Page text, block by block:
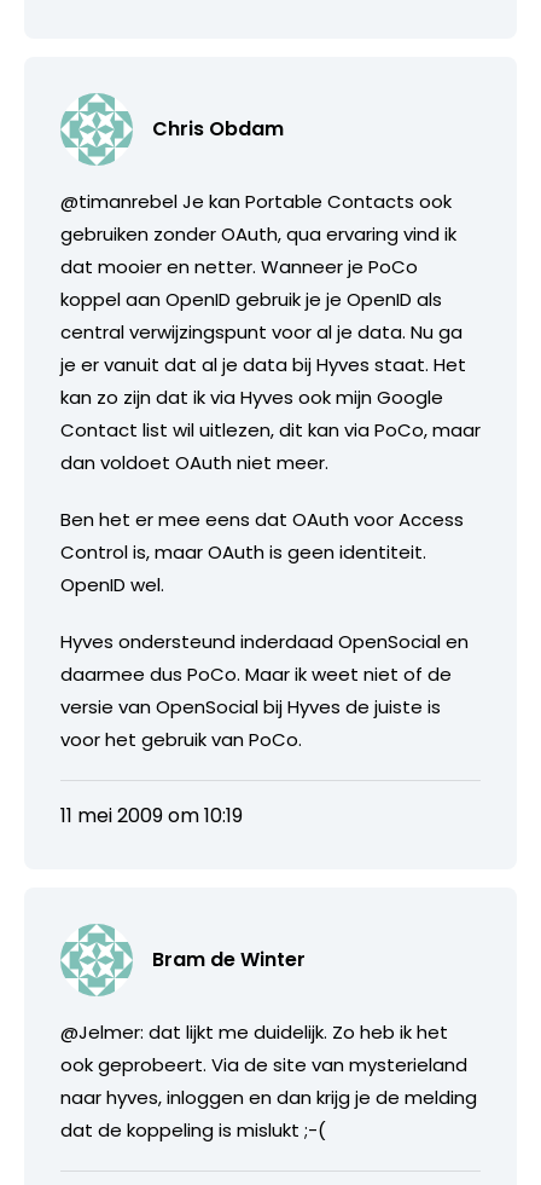
Chris Obdam
@timanrebel Je kan Portable Contacts ook
gebruiken zonder OAuth, qua ervaring vind ik
dat mooier en netter. Wanneer je PoCo
koppel aan OpenID gebruik je je OpenID als
central verwijzingspunt voor al je data. Nu ga
je er vanuit dat al je data bij Hyves staat. Het
kan zo zijn dat ik via Hyves ook mijn Google
Contact list wil uitlezen, dit kan via PoCo, maar
dan voldoet OAuth niet meer.
Ben het er mee eens dat OAuth voor Access
Control is, maar OAuth is geen identiteit.
OpenID wel.
Hyves ondersteund inderdaad OpenSocial en
daarmee dus PoCo. Maar ik weet niet of de
versie van OpenSocial bij Hyves de juiste is
voor het gebruik van PoCo.
11 mei 2009 om 10:19
Bram de Winter
@Jelmer: dat lijkt me duidelijk. Zo heb ik het
ook geprobeert. Via de site van mysterieland
naar hyves, inloggen en dan krijg je de melding
dat de koppeling is mislukt ;-(